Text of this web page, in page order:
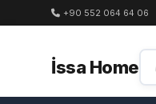
+90 552 064 64 06
İssa Home